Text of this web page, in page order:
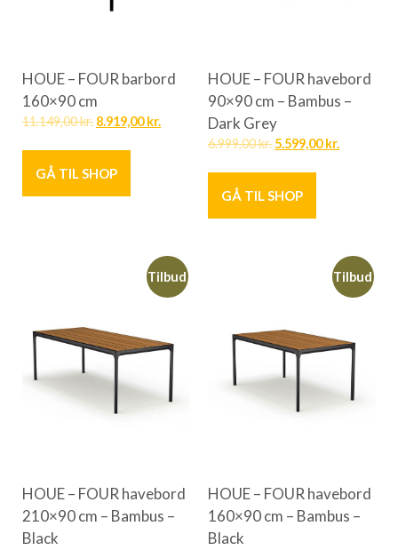
HOUE – FOUR barbord
160×90 cm
11.149,00kr. 8.919,00kr.
GÅ TIL SHOP
HOUE – FOUR havebord
90×90 cm – Bambus –
Dark Grey
6.999,00kr. 5.599,00kr.
GÅ TIL SHOP
Tilbud
HOUE – FOUR havebord
210×90 cm – Bambus –
Black
Tilbud
HOUE – FOUR havebord
160×90 cm – Bambus –
Black